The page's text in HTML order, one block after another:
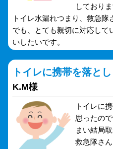
しておりま
トイレ水漏れつまり、救急
でも、とても親切に対応して
いしたいです。
トイレに携帯を落とし
K.M様
トイレに
思ったの
まい結局
救急隊さ